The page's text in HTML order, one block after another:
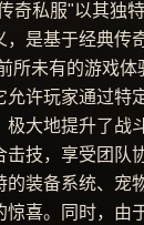
奇私服"以其独
是基于经典传
所未有的游戏
许玩家通过
大地提升了
技，享受团
装备系统、
喜。同时，由